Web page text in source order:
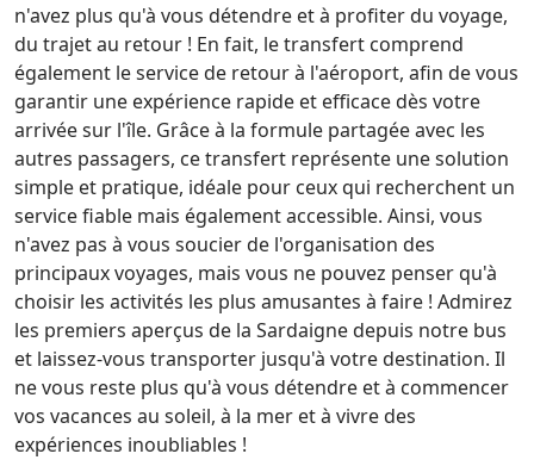
n'avez plus qu'à vous détendre et à profiter du voyage,
du trajet au retour ! En fait, le transfert comprend
également le service de retour à l'aéroport, afin de vous
garantir une expérience rapide et efficace dès votre
arrivée sur l'île. Grâce à la formule partagée avec les
autres passagers, ce transfert représente une solution
simple et pratique, idéale pour ceux qui recherchent un
service fiable mais également accessible. Ainsi, vous
n'avez pas à vous soucier de l'organisation des
principaux voyages, mais vous ne pouvez penser qu'à
choisir les activités les plus amusantes à faire ! Admirez
les premiers aperçus de la Sardaigne depuis notre bus
et laissez-vous transporter jusqu'à votre destination. Il
ne vous reste plus qu'à vous détendre et à commencer
vos vacances au soleil, à la mer et à vivre des
expériences inoubliables !